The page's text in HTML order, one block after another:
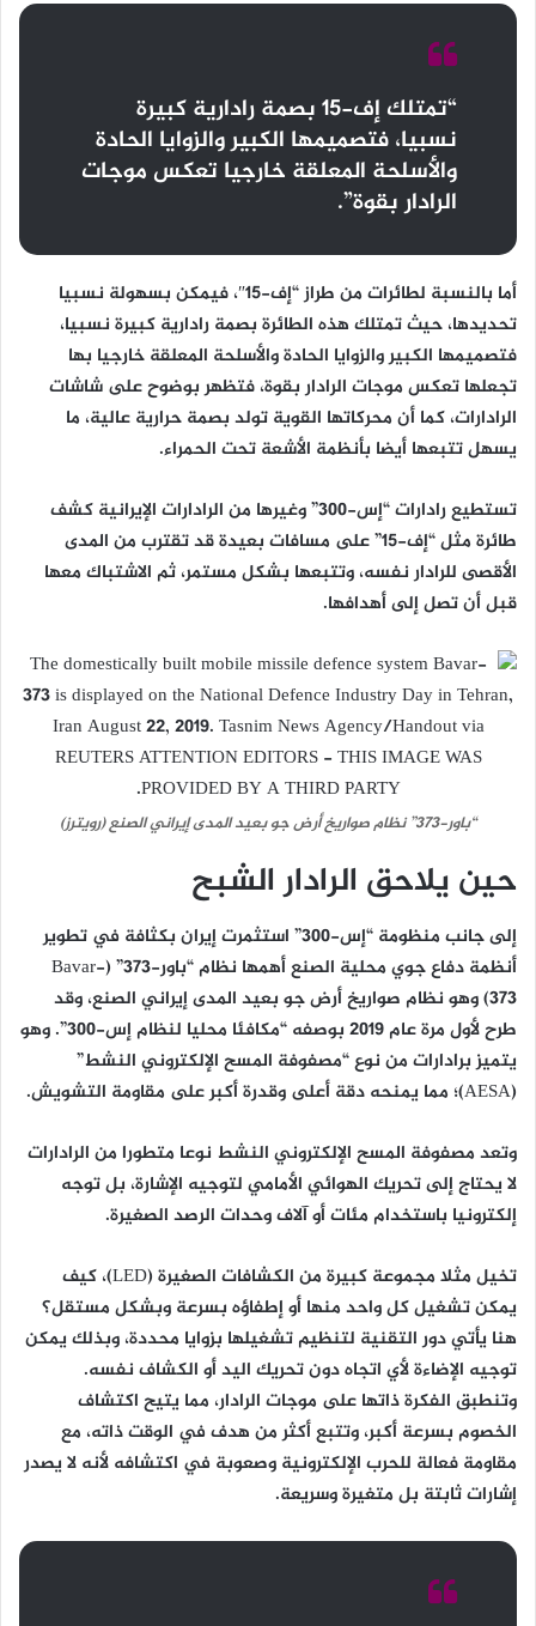
“تمتلك إف-15 بصمة رادارية كبيرة
نسبيا، فتصميمها الكبير والزوايا الحادة
والأسلحة المعلقة خارجيا تعكس موجات
الرادار بقوة”.
أما بالنسبة لطائرات من طراز “إف-15″، فيمكن بسهولة نسبيا
تحديدها، حيث تمتلك هذه الطائرة بصمة رادارية كبيرة نسبيا،
فتصميمها الكبير والزوايا الحادة والأسلحة المعلقة خارجيا بها
تجعلها تعكس موجات الرادار بقوة، فتظهر بوضوح على شاشات
الرادارات، كما أن محركاتها القوية تولد بصمة حرارية عالية، ما
يسهل تتبعها أيضا بأنظمة الأشعة تحت الحمراء.
تستطيع رادارات “إس-300” وغيرها من الرادارات الإيرانية كشف
طائرة مثل “إف-15” على مسافات بعيدة قد تقترب من المدى
الأقصى للرادار نفسه، وتتبعها بشكل مستمر، ثم الاشتباك معها
قبل أن تصل إلى أهدافها.
“باور-373” نظام صواريخ أرض جو بعيد المدى إيراني الصنع (رويترز)
حين يلاحق الرادار الشبح
إلى جانب منظومة “إس-300” استثمرت إيران بكثافة في تطوير
أنظمة دفاع جوي محلية الصنع أهمها نظام “باور-373” (Bavar-
373) وهو نظام صواريخ أرض جو بعيد المدى إيراني الصنع، وقد
طرح لأول مرة عام 2019 بوصفه “مكافئا محليا لنظام إس-300”. وهو
يتميز برادارات من نوع “مصفوفة المسح الإلكتروني النشط”
(AESA)؛ مما يمنحه دقة أعلى وقدرة أكبر على مقاومة التشويش.
وتعد مصفوفة المسح الإلكتروني النشط نوعا متطورا من الرادارات
لا يحتاج إلى تحريك الهوائي الأمامي لتوجيه الإشارة، بل توجه
إلكترونيا باستخدام مئات أو آلاف وحدات الرصد الصغيرة.
تخيل مثلا مجموعة كبيرة من الكشافات الصغيرة (LED)، كيف
يمكن تشغيل كل واحد منها أو إطفاؤه بسرعة وبشكل مستقل؟
هنا يأتي دور التقنية لتنظيم تشغيلها بزوايا محددة، وبذلك يمكن
توجيه الإضاءة لأي اتجاه دون تحريك اليد أو الكشاف نفسه.
وتنطبق الفكرة ذاتها على موجات الرادار، مما يتيح اكتشاف
الخصوم بسرعة أكبر، وتتبع أكثر من هدف في الوقت ذاته، مع
مقاومة فعالة للحرب الإلكترونية وصعوبة في اكتشافه لأنه لا يصدر
إشارات ثابتة بل متغيرة وسريعة.